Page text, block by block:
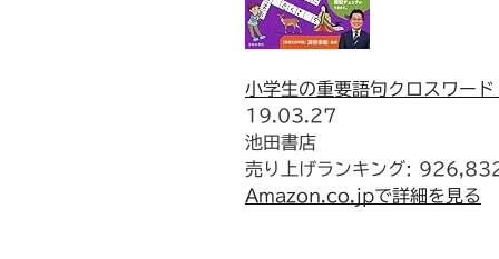
小学生の重要語句クロスワー
19.03.27
池田書店
売り上げランキング:
Amazon.co.jpで詳細を見る